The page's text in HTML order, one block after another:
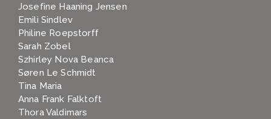
Josefine Haaning Jensen
Emili Sindlev
Philine Roepstorff
Sarah Zobel
Szhirley Nova Beanca
Søren Le Schmidt
Tina Maria
Anna Frank Falktoft
Thora Valdimars